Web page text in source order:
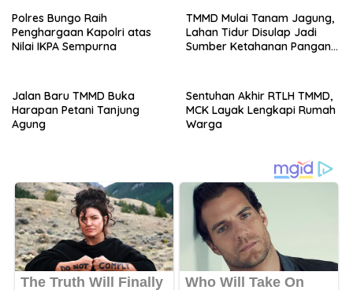
Polres Bungo Raih
Penghargaan Kapolri atas
Nilai IKPA Sempurna
TMMD Mulai Tanam Jagung,
Lahan Tidur Disulap Jadi
Sumber Ketahanan Pangan
Jalan Baru TMMD Buka
Harapan Petani Tanjung
Agung
Sentuhan Akhir RTLH TMMD,
MCK Layak Lengkapi Rumah
Warga